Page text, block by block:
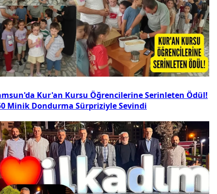
Kur'an Kursu Öğrencilerine Serinleten Ödül!
Minik Dondurma Sürpriziyle Sevindi